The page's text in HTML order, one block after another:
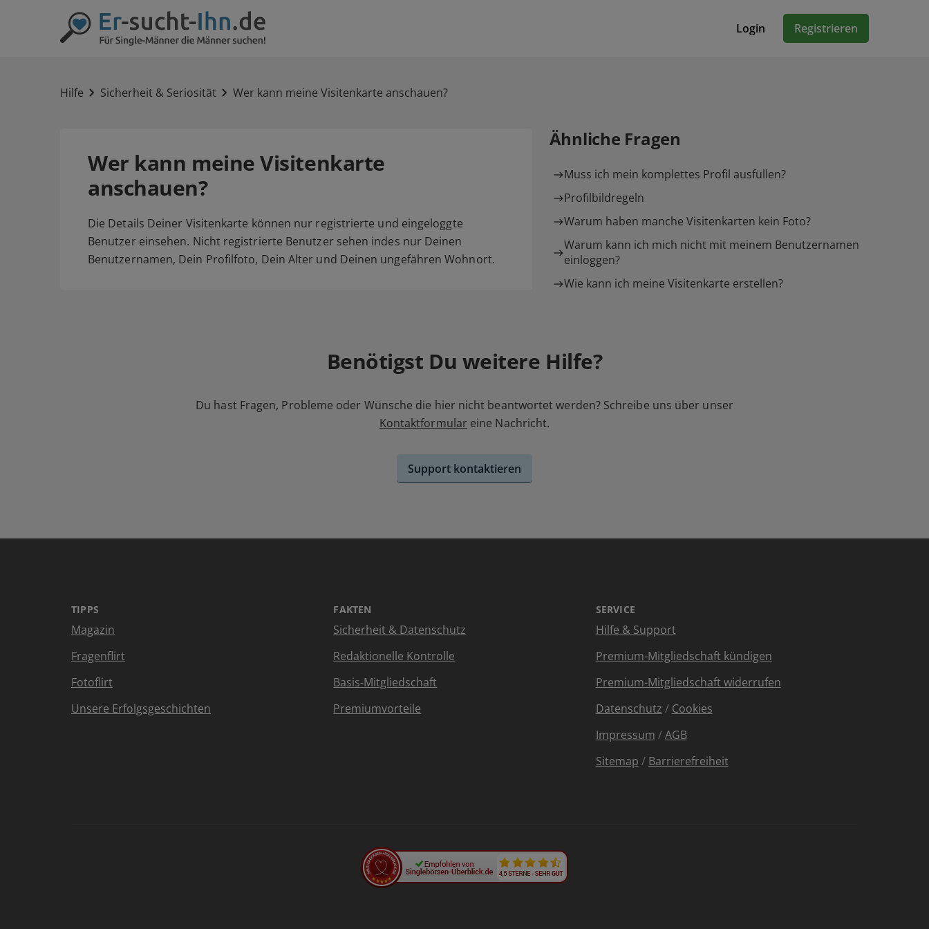
Login Registrieren
Hilfe Sicherheit & Seriosität Wer kann meine Visitenkarte anschauen?
Wer kann meine Visitenkarte
anschauen?
Die Details Deiner Visitenkarte können nur registrierte und eingeloggte
Benutzer einsehen. Nicht registrierte Benutzer sehen indes nur Deinen
Benutzernamen, Dein Profilfoto, Dein Alter und Deinen ungefähren Wohnort.
Ähnliche Fragen
Muss ich mein komplettes Profil ausfüllen?
Profilbildregeln
Warum haben manche Visitenkarten kein Foto?
Warum kann ich mich nicht mit meinem Benutzernamen
einloggen?
Wie kann ich meine Visitenkarte erstellen?
Benötigst Du weitere Hilfe?
Du hast Fragen, Probleme oder Wünsche die hier nicht beantwortet werden? Schreibe uns über unser
Kontaktformular eine Nachricht.
Support kontaktieren
TIPPS
Magazin
Fragenflirt
Fotoflirt
Unsere Erfolgsgeschichten
FAKTEN
Sicherheit & Datenschutz
Redaktionelle Kontrolle
Basis-Mitgliedschaft
Premiumvorteile
SERVICE
Hilfe & Support
Premium-Mitgliedschaft kündigen
Premium-Mitgliedschaft widerrufen
Datenschutz / Cookies
Impressum /AGB
Sitemap / Barrierefreiheit